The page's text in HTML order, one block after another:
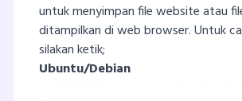
untuk menyimpan file website atau
ditampilkan di web browser. Untuk
silakan ketik;
Ubuntu/Debian